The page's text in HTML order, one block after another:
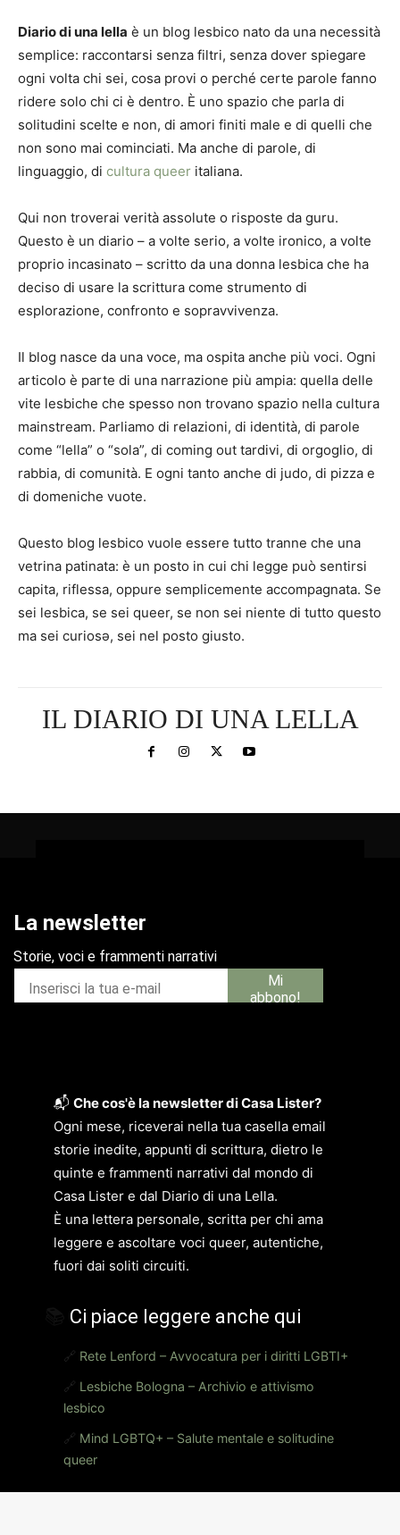
Diario di una lella è un blog lesbico nato da una necessità
semplice: raccontarsi senza filtri, senza dover spiegare
ogni volta chi sei, cosa provi o perché certe parole fanno
ridere solo chi ci è dentro. È uno spazio che parla di
solitudini scelte e non, di amori finiti male e di quelli che
non sono mai cominciati. Ma anche di parole, di
linguaggio, di cultura queer italiana.
Qui non troverai verità assolute o risposte da guru.
Questo è un diario – a volte serio, a volte ironico, a volte
proprio incasinato – scritto da una donna lesbica che ha
deciso di usare la scrittura come strumento di
esplorazione, confronto e sopravvivenza.
Il blog nasce da una voce, ma ospita anche più voci. Ogni
articolo è parte di una narrazione più ampia: quella delle
vite lesbiche che spesso non trovano spazio nella cultura
mainstream. Parliamo di relazioni, di identità, di parole
come “lella” o “sola”, di coming out tardivi, di orgoglio, di
rabbia, di comunità. E ogni tanto anche di judo, di pizza e
di domeniche vuote.
Questo blog lesbico vuole essere tutto tranne che una
vetrina patinata: è un posto in cui chi legge può sentirsi
capita, riflessa, oppure semplicemente accompagnata. Se
sei lesbica, se sei queer, se non sei niente di tutto questo
ma sei curiosə, sei nel posto giusto.
IL DIARIO DI UNA LELLA
📬 Che cos'è la newsletter di Casa Lister?
Ogni mese, riceverai nella tua casella email
storie inedite, appunti di scrittura, dietro le
quinte e frammenti narrativi dal mondo di
Casa Lister e dal Diario di una Lella.
È una lettera personale, scritta per chi ama
leggere e ascoltare voci queer, autentiche,
fuori dai soliti circuiti.
Ci piace leggere anche qui
🔗 Rete Lenford – Avvocatura per i diritti LGBTI+
🔗 Lesbiche Bologna – Archivio e attivismo
lesbico
🔗 Mind LGBTQ+ – Salute mentale e solitudine
queer